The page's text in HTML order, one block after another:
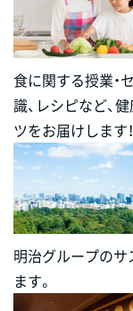
食に関する授業・
識、レシピなど、
ツをお届けします！
明治グループの
ます。